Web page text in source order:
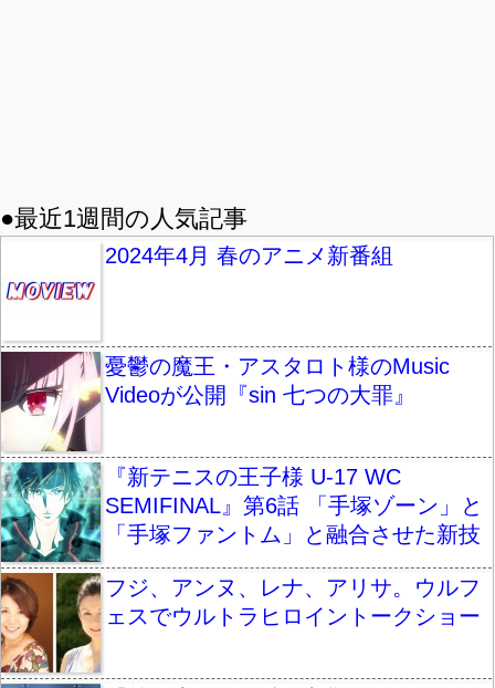
●最近1週間の人気記事
2024年4月 春のアニメ新番組
憂鬱の魔王・アスタロト様のMusic
Videoが公開『sin 七つの大罪』
『新テニスの王子様 U-17 WC
SEMIFINAL』第6話 「手塚ゾーン」と
「手塚ファントム」と融合させた新技
フジ、アンヌ、レナ、アリサ。ウルフ
ェスでウルトラヒロイントークショー